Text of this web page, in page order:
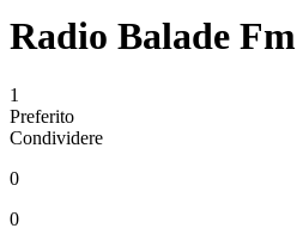
Radio Balade Fm
1
Preferito
Condividere
0
0